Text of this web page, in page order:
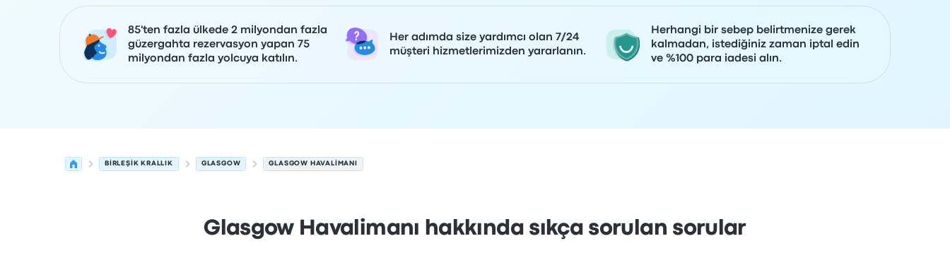
85'ten fazla ülkede 2 milyondan fazla
güzergahta rezervasyon yapan 75
milyondan fazla yolcuya katılın.
Her adımda size yardımcı olan 7/24
müşteri hizmetlerimizden yararlanın.
Herhangi bir sebep belirtmenize gerek
kalmadan, istediğiniz zaman iptal edin
ve %100 para iadesi alın.
BIRLEŞIK KRALLIK GLASGOW GLASGOW HAVALIMANI
Glasgow Havalimanı hakkında sıkça sorulan sorular